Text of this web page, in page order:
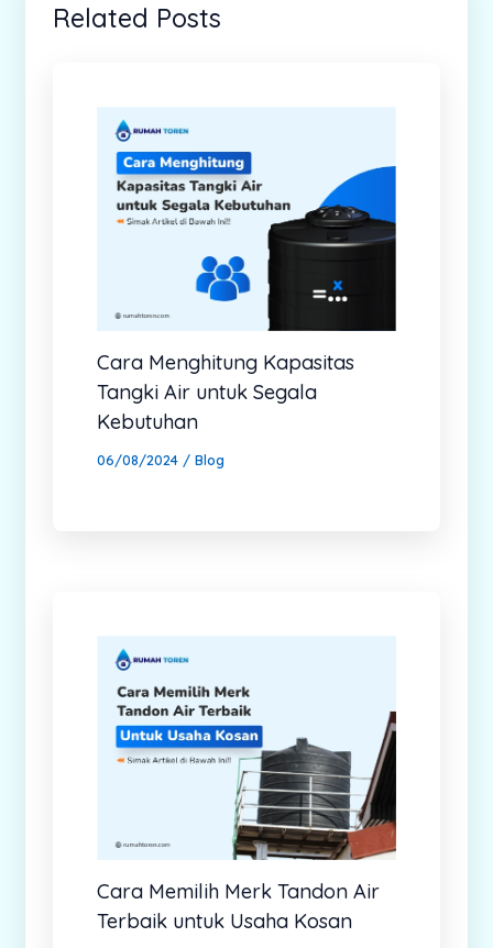
Related Posts
Cara Menghitung Kapasitas
Tangki Air untuk Segala
Kebutuhan
06/08/2024 / Blog
Cara Memilih Merk Tandon Air
Terbaik untuk Usaha Kosan